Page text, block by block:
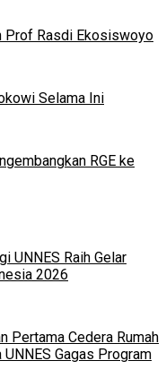
Prof Rasdi Ekosiswoyo
Selama Ini
RGE ke
UNNES Raih Gelar
2026
Pertama Cedera Rumah
Gagas Program